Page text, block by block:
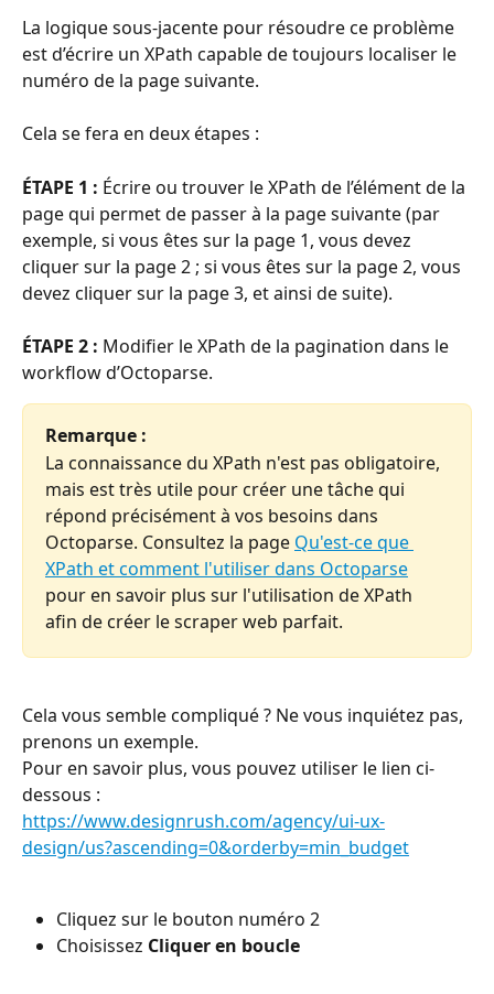
La logique sous-jacente pour résoudre ce problème
est d’écrire un XPath capable de toujours localiser le
numéro de la page suivante.
Cela se fera en deux étapes :
ÉTAPE 1 : Écrire ou trouver le XPath de l’élément de la
page qui permet de passer à la page suivante (par
exemple, si vous êtes sur la page 1, vous devez
cliquer sur la page 2 ; si vous êtes sur la page 2, vous
devez cliquer sur la page 3, et ainsi de suite).
ÉTAPE 2 : Modifier le XPath de la pagination dans le
workflow d’Octoparse.
Remarque :
La connaissance du XPath n'est pas obligatoire,
mais est très utile pour créer une tâche qui
répond précisément à vos besoins dans
Octoparse. Consultez la page Qu'est-ce que
XPath et comment l'utiliser dans Octoparse
pour en savoir plus sur l'utilisation de XPath
afin de créer le scraper web parfait.
Cela vous semble compliqué ? Ne vous inquiétez pas,
prenons un exemple.
Pour en savoir plus, vous pouvez utiliser le lien ci-
dessous :
https://www.designrush.com/agency/ui-ux-
design/us?ascending=0&orderby=min_budget
Cliquez sur le bouton numéro 2
Choisissez Cliquer en boucle